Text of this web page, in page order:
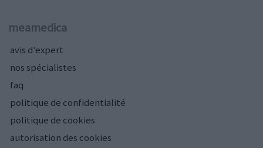
meamedica
avis d’expert
nos spécialistes
faq
politique de confidentialité
politique de cookies
autorisation des cookies